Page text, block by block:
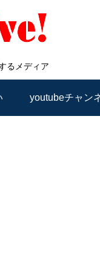
るメディア
youtubeチャン